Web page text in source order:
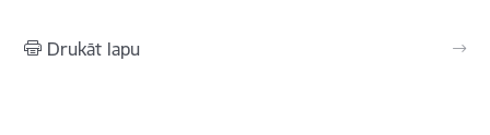
Drukāt lapu